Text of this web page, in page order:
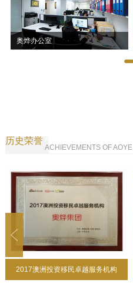
奥烨办公室
历史荣誉
ACHIEVEMENTS OF AOYE
2017澳洲投资移民卓越服务机构